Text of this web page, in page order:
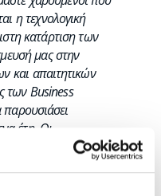
η τεχνολογική
κατάρτιση των
μας στην
και απαιτητικών
των Business
έτη. Οι
Communication με τα
σε πολλά και